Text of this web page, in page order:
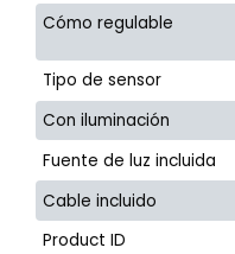
Cómo regulable
Tipo de sensor
Con iluminación
Fuente de luz incluida
Cable incluido
Product ID